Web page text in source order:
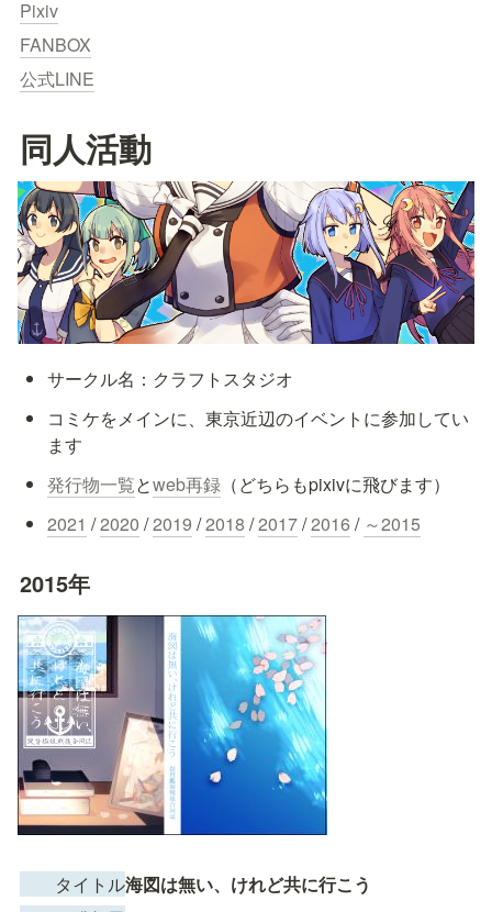
Pixiv
FANBOX
公式LINE
同人活動
サークル名：クラフトスタジオ
コミケをメインに、東京近辺のイベントに参加してい
ます
発行物一覧とweb再録 （どちらもpixivに飛びます）
2021 / 2020 / 2019 / 2018 / 2017 / 2016 / ～2015
2015年
タイトル海図は無い、けれど共に行こう